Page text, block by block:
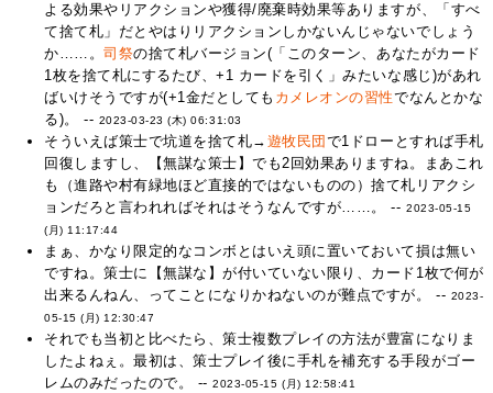
よる効果やリアクションや獲得/廃棄時効果等ありますが、「すべ
て捨て札」だとやはりリアクションしかないんじゃないでしょう
か……。司祭の捨て札バージョン(「このターン、あなたがカード
1枚を捨て札にするたび、+1 カードを引く」みたいな感じ)があれ
ばいけそうですが(+1金だとしても カメレオンの習性でなんとかな
る)。 -- 2023-03-23 (木) 06:31:03
そういえば策士で坑道を捨て札→ 遊牧民団 で1ドローとすれば手札
回復しますし、【無謀な策士】でも2回効果ありますね。まあこれ
も（進路や村有緑地ほど直接的ではないものの）捨て札リアクシ
ョンだろと言われればそれはそうなんですが……。 --2023-05-15
(月) 11:17:44
まぁ、かなり限定的なコンボとはいえ頭に置いておいて損は無い
ですね。策士に【無謀な】が付いていない限り、カード1枚で何が
出来るんねん、ってことになりかねないのが難点ですが。 -- 2023-
05-15 (月) 12:30:47
それでも当初と比べたら、策士複数プレイの方法が豊富になりま
したよねぇ。最初は、策士プレイ後に手札を補充する手段がゴー
レムのみだったので。 --2023-05-15 (月) 12:58:41